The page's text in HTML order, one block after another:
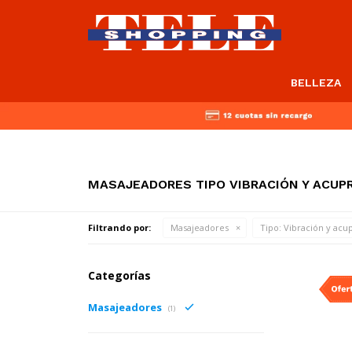
BELLEZA
MASAJEADORES TIPO VIBRACIÓN Y
Filtrando por: Masajeadores Tipo: Vibración y
Categorías
Masajeadores (1)